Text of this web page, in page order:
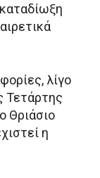
λίγο
Τετάρτης
Θριάσιο
η